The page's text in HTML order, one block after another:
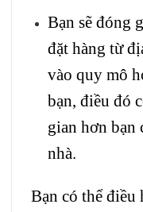
Bạn sẽ đóng
đặt hàng từ
vào quy mô
bạn, điều đó
gian hơn bạn
nhà.
Bạn có thể điều